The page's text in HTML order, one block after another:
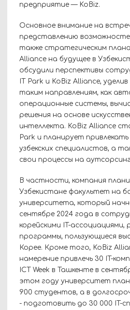
предприятие — KoBiz.
Основное внимание на
представлению
также стратегическим
Alliance на будущее в
обсудили перспективы
IT Park и KoBiz Alliance,
таким направлениям, как
операционные системы,
решения на основе
интеллекта. KoBiz Alliance
Park и планирует
узбекских специалистов, а
свои процессы на
В частности, компания
Узбекистане факультет на
университета, который
сентябре 2024 года в
корейскими IT-ассоциациями,
программы, пользующиеся
Корее. Кроме того, KoBiz
намерение привлечь 30 IT-
ICT Week в Ташкенте в
этом году университет
900 студентов, а в
- подготовить до 30 000 IT-